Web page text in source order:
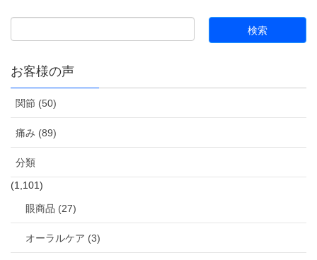
お客様の声
関節 (50)
痛み (89)
分類
(1,101)
眼商品 (27)
オーラルケア (3)